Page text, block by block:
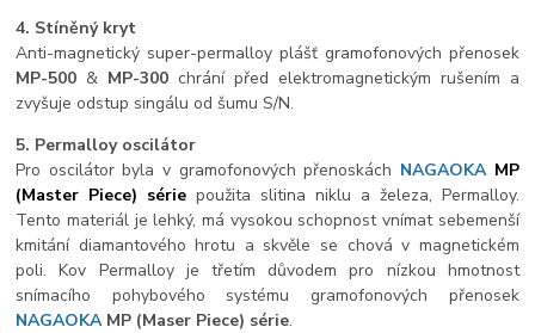
4. Stíněný kryt
Anti-magnetický super-permalloy plášť gramofonových přenosek
MP-500 & MP-300 chrání před elektromagnetickým rušením a
zvyšuje odstup singálu od šumu S/N.
5. Permalloy oscilátor
Pro oscilátor byla v gramofonových přenoskách NAGAOKA MP
(Master Piece) sériepoužita slitina niklu a železa, Permalloy.
Tento materiál je lehký, má vysokou schopnost vnímat sebemenší
kmitání diamantového hrotu a skvěle se chová v magnetickém
poli. Kov Permalloy je třetím důvodem pro nízkou hmotnost
snímacího pohybového systému gramofonových přenosek
NAGAOKA MP (Maser Piece) série.